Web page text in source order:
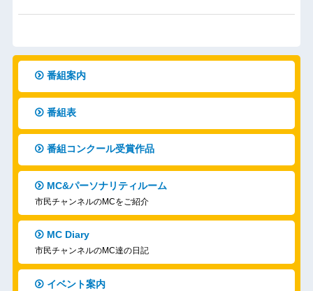
番組案内
番組表
番組コンクール受賞作品
MC&パーソナリティルーム
市民チャンネルのMCをご紹介
MC Diary
市民チャンネルのMC達の日記
イベント案内